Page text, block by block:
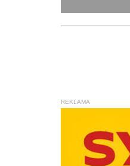
REKLAMA